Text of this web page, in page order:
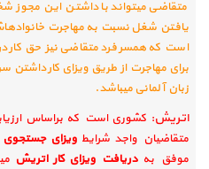
متقاضی می­تواند با داشتن این مجوز
یافتن شغل نسبت به مهاجرت
است که همسر فرد متقاضی نیز حق کار در
برای مهاجرت از طریق ویزای کار داشتن
زبان آلمانی می­باشد.
اتریش: کشوری است که براساس
متقاضیان واجد شرایط ویزای جستجوی
موفق به دریافت ویزای کار اتریش